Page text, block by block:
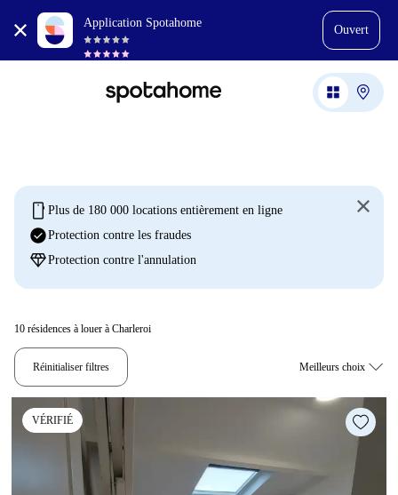
Application Spotahome
Ouvert
mobile Plus de 180 000 locations entièrement en ligne
check_circleProtection contre les fraudes
diamondProtection contre l'annulation
10 résidences à louer à Charleroi
Réinitialiser filtres
VÉRIFIÉ